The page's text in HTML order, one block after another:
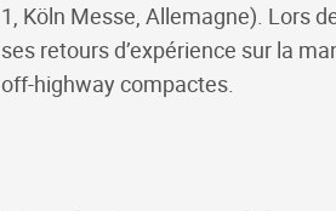
1, Köln Messe, Allemagne). Lors
ses retours d’expérience sur la
off-highway compactes.